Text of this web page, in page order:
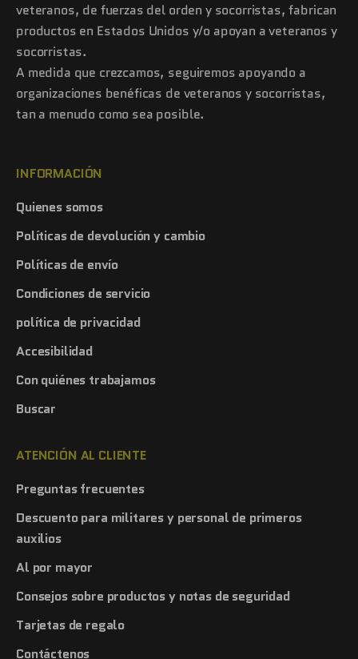
veteranos, de fuerzas del orden y socorristas, fabrican
productos en Estados Unidos y/o apoyan a veteranos y
socorristas.
A medida que crezcamos, seguiremos apoyando a
organizaciones benéficas de veteranos y socorristas,
tan a menudo como sea posible.
INFORMACIÓN
Quienes somos
Políticas de devolución y cambio
Políticas de envío
Condiciones de servicio
política de privacidad
Accesibilidad
Con quiénes trabajamos
Buscar
ATENCIÓN AL CLIENTE
Preguntas frecuentes
Descuento para militares y personal de primeros
auxilios
Al por mayor
Consejos sobre productos y notas de seguridad
Tarjetas de regalo
Contáctenos